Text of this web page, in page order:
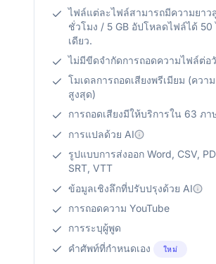
ไฟล์แต่ละไฟล์สามารถมีความยาว
ชั่วโมง / 5 GB อัปโหลดไฟล์ได้ 50
เดียว.
ไม่มีขีดจำกัดการถอดความไฟล์ต่อ
โมเดลการถอดเสียงพรีเมียม (ควา
สูงสุด)
การถอดเสียงมีให้บริการใน 63 ภา
การแปลด้วย AI
รูปแบบการส่งออก Word, CSV,
SRT, VTT
ข้อมูลเชิงลึกที่ปรับปรุงด้วย AI
การถอดความ YouTube
การระบุผู้พูด
คำศัพท์ที่กำหนดเอง
ใหม่